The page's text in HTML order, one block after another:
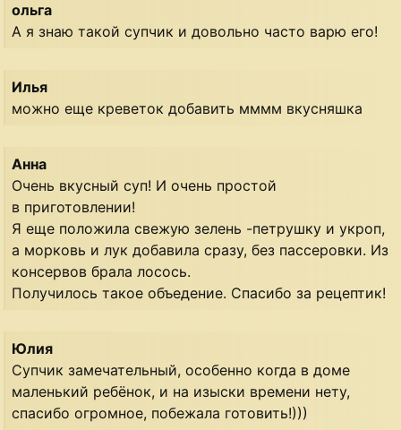
ольга
А я знаю такой супчик и довольно часто варю его!
Илья
можно еще креветок добавить мммм вкусняшка
Анна
Очень вкусный суп! И очень простой
в приготовлении!
Я еще положила свежую зелень -петрушку и укроп,
а морковь и лук добавила сразу, без пассеровки. Из
консервов брала лосось.
Получилось такое объедение. Спасибо за рецептик!
Юлия
Супчик замечательный, особенно когда в доме
маленький ребёнок, и на изыски времени нету,
спасибо огромное, побежала готовить!)))